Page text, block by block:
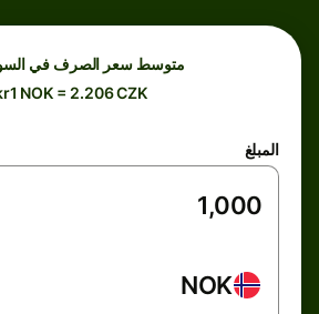
متوسط ​​سعر الصرف في السوق
kr1 NOK = 2.206 CZK
المبلغ
NOK